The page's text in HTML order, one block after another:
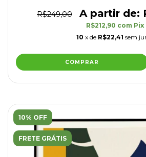
R$249,00
R$212,90 com Pix
10 x de R$22,41 sem
COMPRAR
10% OFF
FRETE GRÁTIS